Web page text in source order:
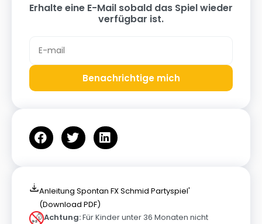
Erhalte eine E-Mail sobald das Spiel wieder
verfügbar ist.
Benachrichtige mich
Anleitung Spontan FX Schmid Partyspiel'
(Download PDF)
Achtung:Für Kinder unter 36 Monaten nicht